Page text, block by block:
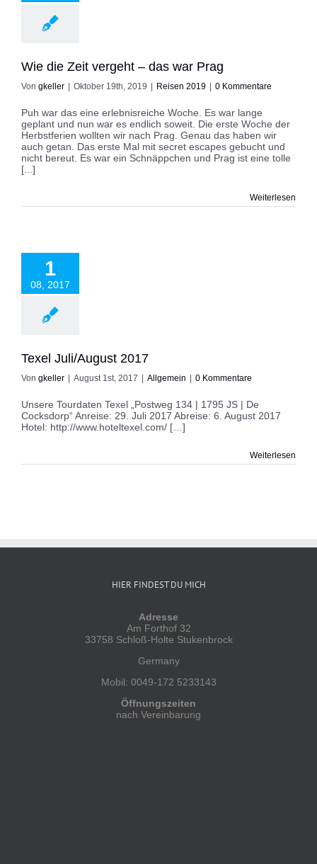
Wie die Zeit vergeht – das war Prag
Von gkeller Oktober 19th, 2019 Reisen 2019 0 Kommentare
Puh war das eine erlebnisreiche Woche. Es war lange
geplant und nun war es endlich soweit. Die erste Woche der
Herbstferien wollten wir nach Prag. Genau das haben wir
auch getan. Das erste Mal mit secret escapes gebucht und
nicht bereut. Es war ein Schnäppchen und Prag ist eine tolle
[...]
Weiterlesen
1
08, 2017
August 2017
Texel Juli/August 2017
Von gkeller August 1st, 2017 Allgemein 0 Kommentare
Unsere Tourdaten Texel „Postweg 134 | 1795 JS | De
Cocksdorp“ Anreise: 29. Juli 2017 Abreise: 6. August 2017
Hotel: http://www.hoteltexel.com/ […]
Weiterlesen
HIER FINDEST DU MICH
Adresse
Am Forthof 32
33758 Schloß-Holte Stukenbrock
Germany
Mobil: 0049-172 5233143
Öffnungszeiten
nach Vereinbarung